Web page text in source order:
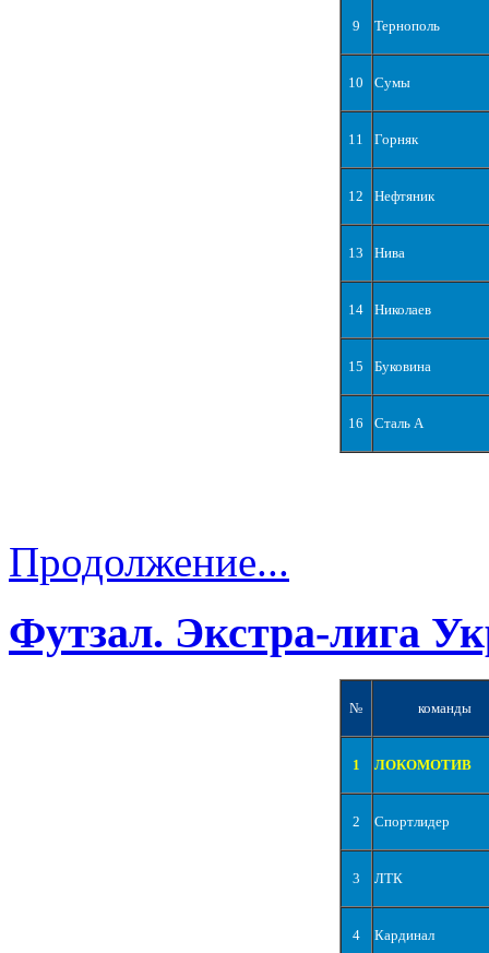
9 Тернополь
10 Сумы
11 Горняк
12 Нефтяник
13 Нива
14 Николаев
15 Буковина
16 Сталь А
Продолжение...
Футзал. Экстра-лига
№ команды
1 ЛОКОМОТИВ
2 Спортлидер
3 ЛТК
4 Кардинал